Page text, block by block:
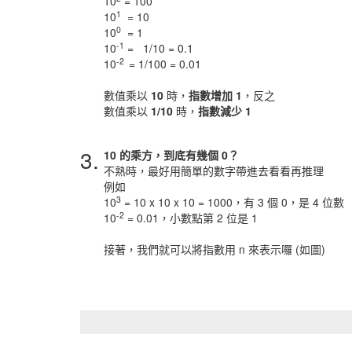
101
= 10
100 = 1
10-1 = 1/10 = 0.1
10-2 = 1/100 = 0.01
數值乘以 10 時， 指數增加 1 ，反之
數值乘以 1/10 時， 指數減少 1
3. 10 的乘方，到底有幾個 0？
不熟時，最好用簡單的數字帶進去看看再推理
例如
103 = 10 x 10 x 10 = 1000，有 3 個 0，是 4 位數
10-2 = 0.01，小數點第 2 位是 1
接著，我們就可以將指數用 n 來表示囉 (如圖)